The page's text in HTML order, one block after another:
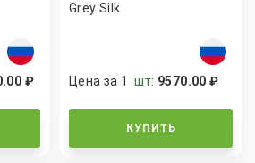
₽
Grey Silk
Цена за 1шт: 9570.00 ₽
КУПИТЬ